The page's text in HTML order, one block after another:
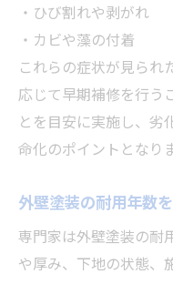
外壁塗装の耐
外壁塗装に強
外壁塗装の
イント
外壁塗装で
外壁塗装のメン
外壁塗装の
・ひび割れや剥がれ
・カビや藻の付着
これらの症状が見られ
応じて早期補修を行う
とを目安に実施し、劣
命化のポイントとなり
外壁塗装の耐用年数
専門家は外壁塗装の耐
や厚み、下地の状態、